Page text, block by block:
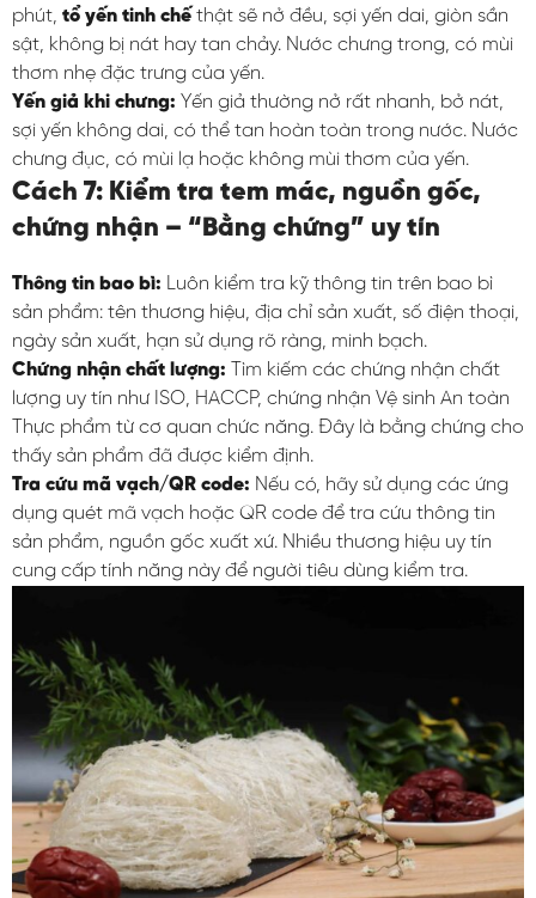
phút, tổ yến tinh chế thật sẽ nở đều, sợi yến dai, giòn sần
sật, không bị nát hay tan chảy. Nước chưng trong, có mùi
thơm nhẹ đặc trưng của yến.
Yến giả khi chưng: Yến giả thường nở rất nhanh, bở nát,
sợi yến không dai, có thể tan hoàn toàn trong nước. Nước
chưng đục, có mùi lạ hoặc không mùi thơm của yến.
Cách 7: Kiểm tra tem mác, nguồn gốc,
chứng nhận – “Bằng chứng” uy tín
Thông tin bao bì: Luôn kiểm tra kỹ thông tin trên bao bì
sản phẩm: tên thương hiệu, địa chỉ sản xuất, số điện thoại,
ngày sản xuất, hạn sử dụng rõ ràng, minh bạch.
Chứng nhận chất lượng: Tìm kiếm các chứng nhận chất
lượng uy tín như ISO, HACCP, chứng nhận Vệ sinh An toàn
Thực phẩm từ cơ quan chức năng. Đây là bằng chứng cho
thấy sản phẩm đã được kiểm định.
Tra cứu mã vạch/QR code: Nếu có, hãy sử dụng các ứng
dụng quét mã vạch hoặc QR code để tra cứu thông tin
sản phẩm, nguồn gốc xuất xứ. Nhiều thương hiệu uy tín
cung cấp tính năng này để người tiêu dùng kiểm tra.